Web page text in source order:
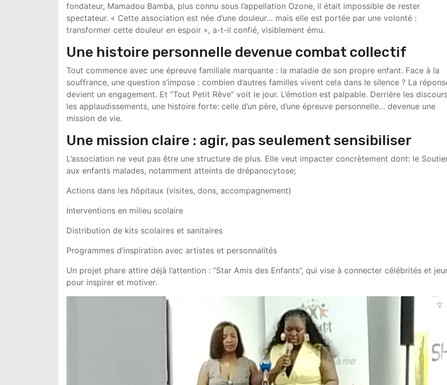
fondateur, Mamadou Bamba, plus connu sous l’appellation Ozone, il était impossible de rester
spectateur. « Cette association est née d’une douleur… mais elle est portée par une volonté :
transformer cette douleur en espoir », a-t-il confié, visiblement ému.
Une histoire personnelle devenue combat collectif
Tout commence avec une épreuve familiale marquante : la maladie de son propre enfant. Face à la
souffrance, une question s’impose : combien d’autres familles vivent cela dans le silence ? La
devient un engagement. Et “Tout Petit Rêve” voit le jour. L’émotion est palpable. Derrière les
les applaudissements, une histoire forte: celle d’un père, d’une épreuve personnelle… devenue une
mission de vie.
Une mission claire : agir, pas seulement sensibiliser
L’association ne veut pas être une structure de plus. Elle veut impacter concrètement dont: le
aux enfants malades, notamment atteints de drépanocytose;
Actions dans les hôpitaux (visites, dons, accompagnement)
Interventions en milieu scolaire
Distribution de kits scolaires et sanitaires
Programmes d’inspiration avec artistes et personnalités
Un projet phare attire déjà l’attention : “Star Amis des Enfants”, qui vise à connecter célébrités et
pour inspirer et motiver.